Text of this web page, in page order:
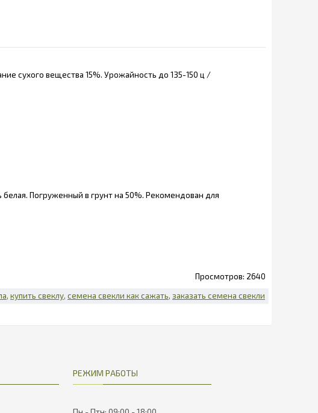
сухого вещества 15%. Урожайность до 135-150 ц /
Погруженный в грунт на 50%. Рекомендован для
2640
купить свеклу семена свекли как сажать заказать семена свекли
РЕЖИМ РАБОТЫ